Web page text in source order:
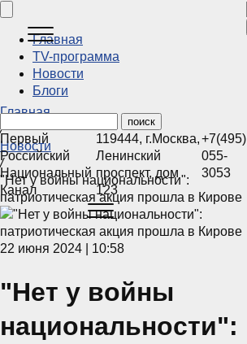
Главная
ТV-программа
Новости
Блоги
Первый
Российский
Национальный
Канал
119444, г.Москва,
Ленинский
проспект, дом
123
+7(495)
055-
3053
Главная
/
Новости
/
"Нет у войны национальности":
патриотическая акция прошла в Кирове
22 июня 2024 | 10:58
"Нет у войны
национальности":